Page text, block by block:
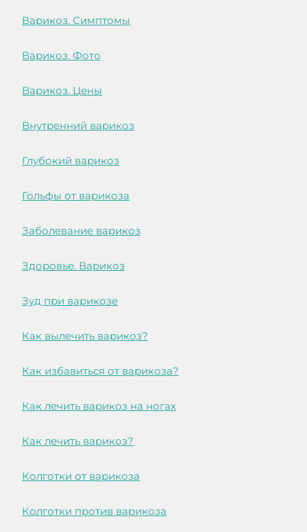
Варикоз. Симптомы
Варикоз. Фото
Варикоз. Цены
Внутренний варикоз
Глубокий варикоз
Гольфы от варикоза
Заболевание варикоз
Здоровье. Варикоз
Зуд при варикозе
Как вылечить варикоз?
Как избавиться от варикоза?
Как лечить варикоз на ногах
Как лечить варикоз?
Колготки от варикоза
Колготки против варикоза